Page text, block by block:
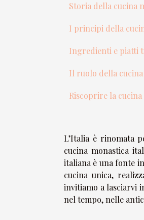
Storia della cucina
I principi della
Ingredienti e piatti
Il ruolo della
Riscoprire la cucina
L’Italia è rinomata
cucina monastica
italiana è una fonte
cucina unica,
invitiamo a lasciarvi
nel tempo, nelle